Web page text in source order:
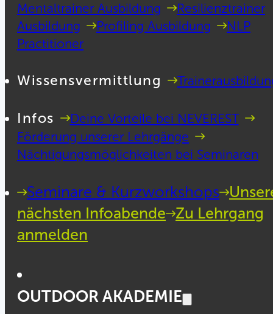
Mentaltrainer Ausbildung
Resilienztrainer
Ausbildung
Profiling Ausbildung
NLP
Practitioner
Wissensvermittlung
Infos
Deine Vorteile bei NEVEREST
Förderung unserer Lehrgänge
Nächtigungsmöglichkeiten bei Seminaren
Seminare & Kurzworkshops
nächsten Infoabende Zu Lehrgang
anmelden
OUTDOOR AKADEMIE